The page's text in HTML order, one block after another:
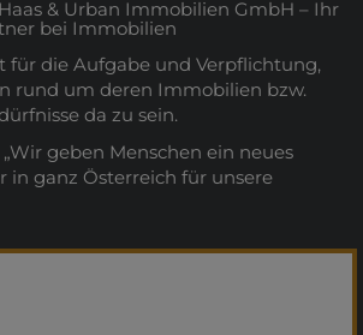
& Urban Immobilien GmbH – Ihr
bei Immobilien
für die Aufgabe und Verpflichtung,
rund um deren Immobilien bzw.
da zu sein.
geben Menschen ein neues
in ganz Österreich für unsere